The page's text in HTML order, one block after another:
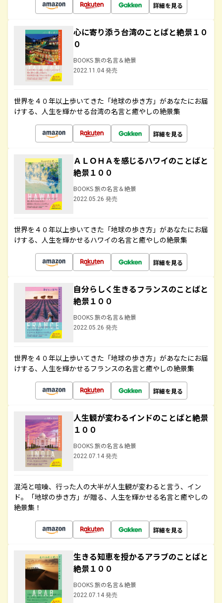
詳細を見る
心に寄り添う台湾のことばと絶景１０
０
BOOKS 旅の名言＆絶景
2022.11.04 発売
世界を４０年以上歩いてきた「地球の歩き方」があなたにお届
けする、人生を輝かせる台湾の名言と癒やしの絶景集
詳細を見る
ＡＬＯＨＡを感じるハワイのことばと
絶景１００
BOOKS 旅の名言＆絶景
2022.05.26 発売
世界を４０年以上歩いてきた「地球の歩き方」があなたにお届
けする、人生を輝かせるハワイの名言と癒やしの絶景集
詳細を見る
自分らしく生きるフランスのことばと
絶景１００
BOOKS 旅の名言＆絶景
2022.05.26 発売
世界を４０年以上歩いてきた「地球の歩き方」があなたにお届
けする、人生を輝かせるフランスの名言と癒やしの絶景集
詳細を見る
人生観が変わるインドのことばと絶景
１００
BOOKS 旅の名言＆絶景
2022.07.14 発売
混沌と喧噪、行った人の大半が人生観が変わると言う、イン
ド。「地球の歩き方」が贈る、人生を輝かせる名言と癒やしの
絶景集！
詳細を見る
生きる知恵を授かるアラブのことばと
絶景１００
BOOKS 旅の名言＆絶景
2022.07.14 発売